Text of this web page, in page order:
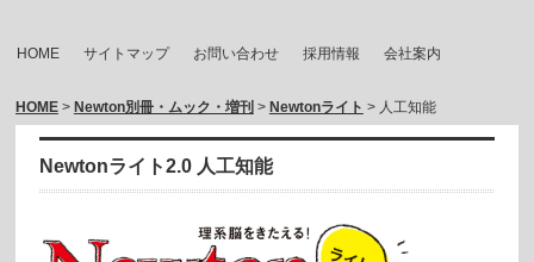
HOME サイトマップ お問い合わせ 採用情報 会社案内
HOME> Newton別冊・ムック・増刊 > Newtonライト > 人工知能
Newtonライト2.0 人工知能